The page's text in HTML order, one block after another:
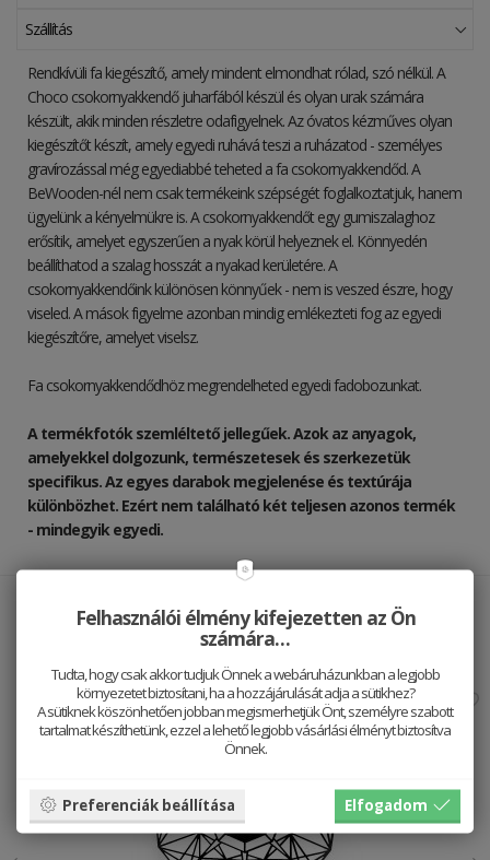
Szállítás
Rendkívüli fa kiegészítő, amely mindent elmondhat rólad, szó nélkül. A
Choco csokornyakkendő juharfából készül és olyan urak számára
készült, akik minden részletre odafigyelnek. Az óvatos kézműves olyan
kiegészítőt készít, amely egyedi ruhává teszi a ruházatod - személyes
gravírozással még egyediabbé teheted a fa csokornyakkendőd. A
BeWooden-nél nem csak termékeink szépségét foglalkoztatjuk, hanem
ügyelünk a kényelmükre is. A csokornyakkendőt egy gumiszalaghoz
erősítik, amelyet egyszerűen a nyak körül helyeznek el. Könnyedén
beállíthatod a szalag hosszát a nyakad kerületére. A
csokornyakkendőink különösen könnyűek - nem is veszed észre, hogy
viseled. A mások figyelme azonban mindig emlékezteti fog az egyedi
kiegészítőre, amelyet viselsz.
Fa csokornyakkendődhöz megrendelheted egyedi fadobozunkat.
A termékfotók szemléltető jellegűek. Azok az anyagok,
amelyekkel dolgozunk, természetesek és szerkezetük
specifikus. Az egyes darabok megjelenése és textúrája
különbözhet. Ezért nem található két teljesen azonos termék
- mindegyik egyedi.
Jól néz ki vele
Felhasználói élmény kifejezetten az Ön
számára…
Tudta, hogy csak akkor tudjuk Önnek a webáruházunkban a legjobb
környezetet biztosítani, ha a hozzájárulását adja a sütikhez?
A sütiknek köszönhetően jobban megismerhetjük Önt, személyre szabott
tartalmat készíthetünk, ezzel a lehető legjobb vásárlási élményt biztosítva
Önnek.
Preferenciák beállítása Elfogadom